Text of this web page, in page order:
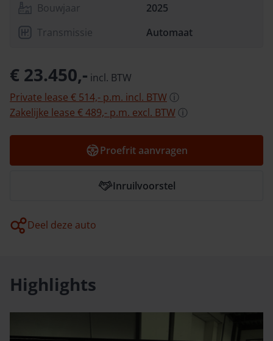
Bouwjaar
2025
Transmissie
Automaat
€ 23.450,- incl. BTW
Private lease € 514,- p.m. incl. BTWⓘ
Zakelijke lease € 489,- p.m. excl. BTWⓘ
Proefrit aanvragen
Inruilvoorstel
Deel deze auto
Highlights